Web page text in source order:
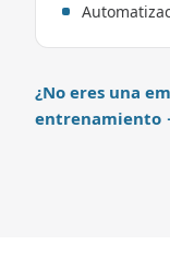
¿No eres una
entrenamiento